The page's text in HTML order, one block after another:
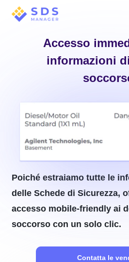
Accesso
informazioni
Poiché estraiamo tutte le
delle Schede di Sicurezza,
accesso mobile-friendly ai
soccorso con un solo clic.
Contatta le